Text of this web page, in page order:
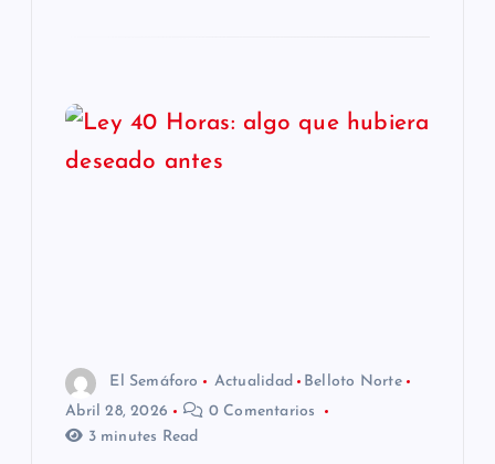
El Semáforo Actualidad
Belloto Norte
Abril 28, 2026
0 Comentarios
3 minutes Read